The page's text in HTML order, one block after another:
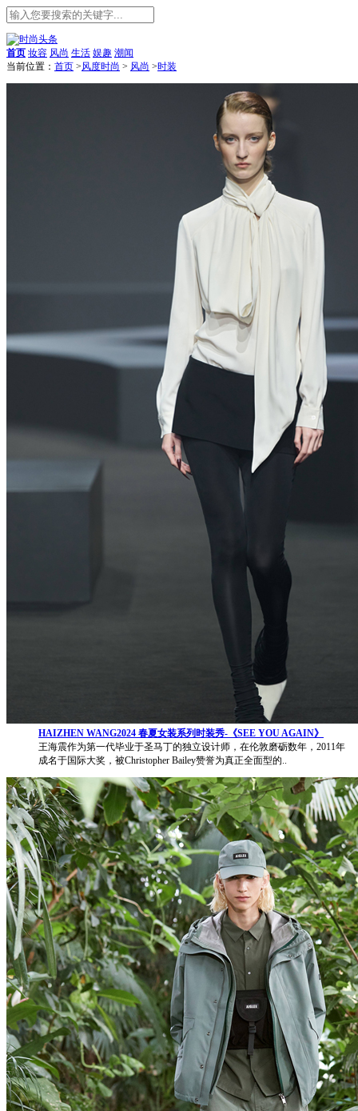
首页 妆容 风尚 生活 娱趣 潮闻
当前位置： 首页 >风度时尚 > 风尚 >时装
HAIZHEN WANG2024 春夏女装系列时装秀-《SEE YOU AGAIN》
王海震作为第一代毕业于圣马丁的独立设计师，在伦敦磨砺数年，2011年
成名于国际大奖，被Christopher Bailey赞誉为真正全面型的..